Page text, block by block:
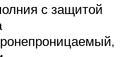
с защитой